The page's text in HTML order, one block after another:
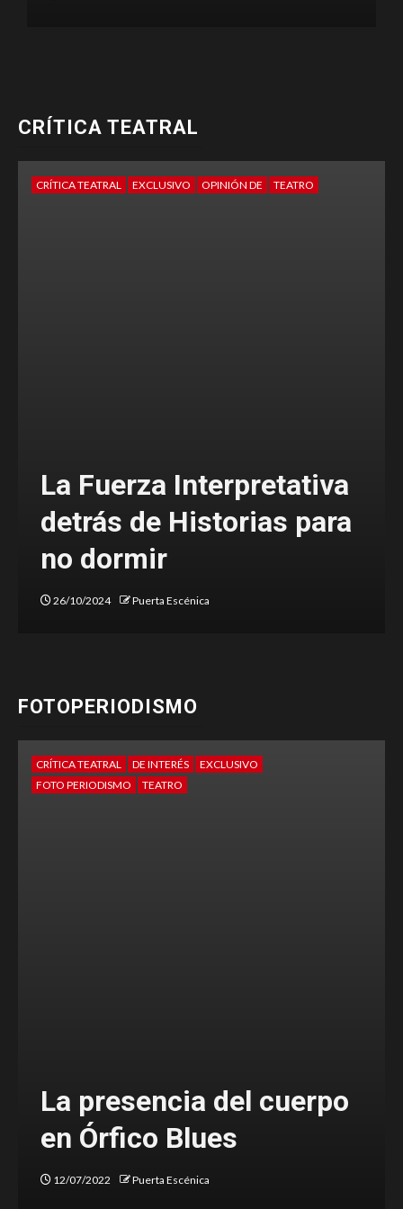
CRÍTICA TEATRAL
CRÍTICA TEATRAL EXCLUSIVO OPINIÓN DE TEATRO
Una denuncia valiente
sobre el estado de nuestra
sociedad
20/03/2024 Majo Alanís
FOTOPERIODISMO
CRÍTICA TEATRAL DE INTERÉS
FOTO PERIODISMO
TEATRO
Ballenas, las memorias de
nuestro ser
05/07/2022 Puerta Escénica